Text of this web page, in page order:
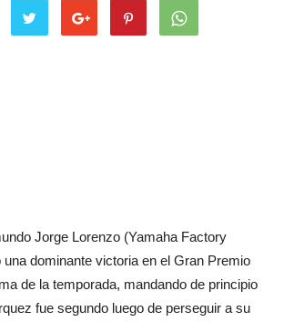
Jorge Lorenzo (Yamaha Factory
dominante victoria en el Gran Premio
de la temporada, mandando de principio
fue segundo luego de perseguir a su